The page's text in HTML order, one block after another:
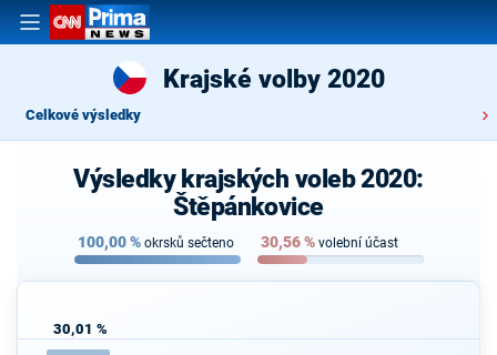
Krajské volby 2020
Celkové výsledky
Výsledky krajských voleb 2020:
Štěpánkovice
100,00% okrsků sečteno 30,56% volební účast
30,01 %